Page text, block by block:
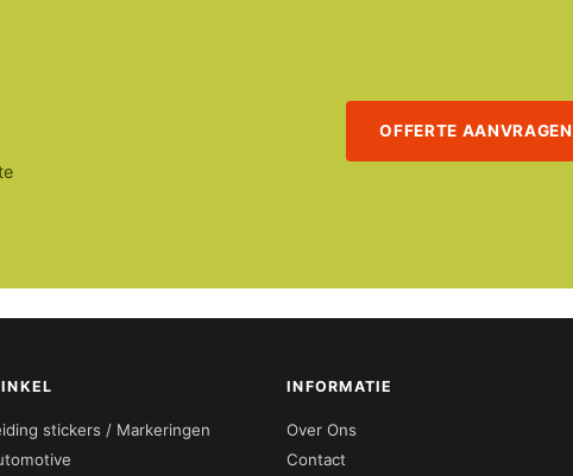
OFFERTE AANVRAGEN
stickers / Markeringen
INFORMATIE
Over Ons
Contact